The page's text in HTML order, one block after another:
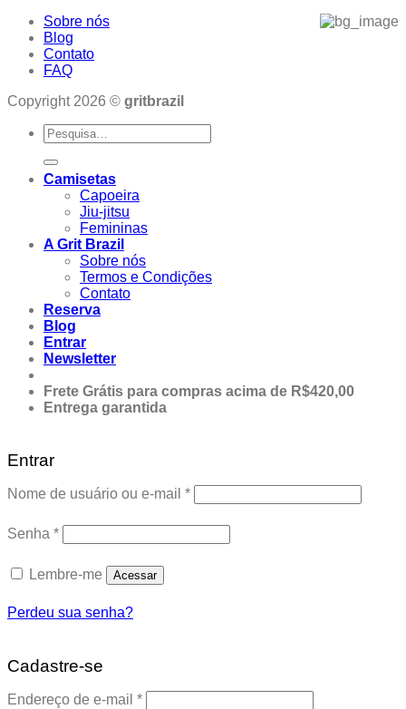
Sobre nós
Blog
Contato
FAQ
Copyright 2026 © gritbrazil
Pesquisar
por:
Camisetas
Capoeira
Jiu-jitsu
Femininas
A Grit Brazil
Sobre nós
Termos e Condições
Contato
Reserva
Blog
Entrar
Newsletter
Frete Grátis para compras acima de R$420,00
Entrega garantida
Entrar
Nome de usuário ou e-mail *Obrigatório
Senha *Obrigatório
Lembre-me Acessar
Perdeu sua senha?
Cadastre-se
Endereço de e-mail *Obrigatório